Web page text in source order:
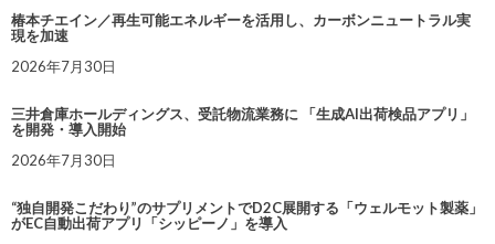
椿本チエイン／再生可能エネルギーを活用し、カーボンニュートラル実
現を加速
2026年7月30日
三井倉庫ホールディングス、受託物流業務に 「生成AI出荷検品アプリ」
を開発・導入開始
2026年7月30日
“独自開発こだわり”のサプリメントでD2C展開する「ウェルモット製薬」
がEC自動出荷アプリ「シッピーノ」を導入